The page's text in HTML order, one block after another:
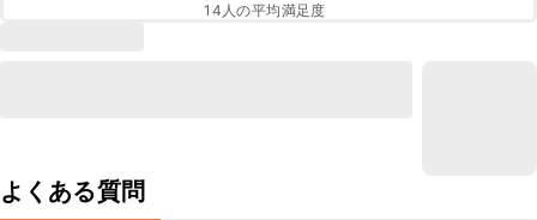
14 人の平均満足度
よくある質問